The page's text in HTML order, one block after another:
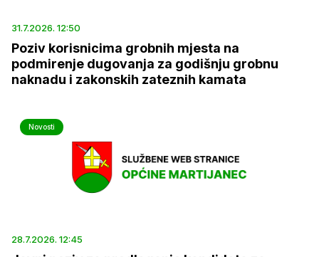
31.7.2026. 12:50
Poziv korisnicima grobnih mjesta na
podmirenje dugovanja za godišnju grobnu
naknadu i zakonskih zateznih kamata
Novosti
28.7.2026. 12:45